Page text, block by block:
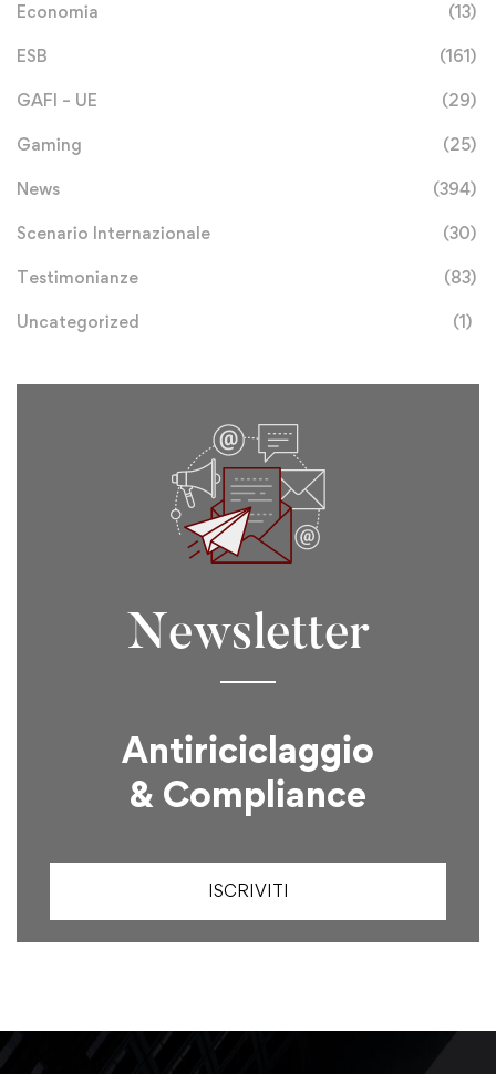
Economia (13)
ESB (161)
GAFI – UE (29)
Gaming (25)
News (394)
Scenario Internazionale (30)
Testimonianze (83)
Uncategorized (1)
Newsletter
Antiriciclaggio
& Compliance
ISCRIVITI